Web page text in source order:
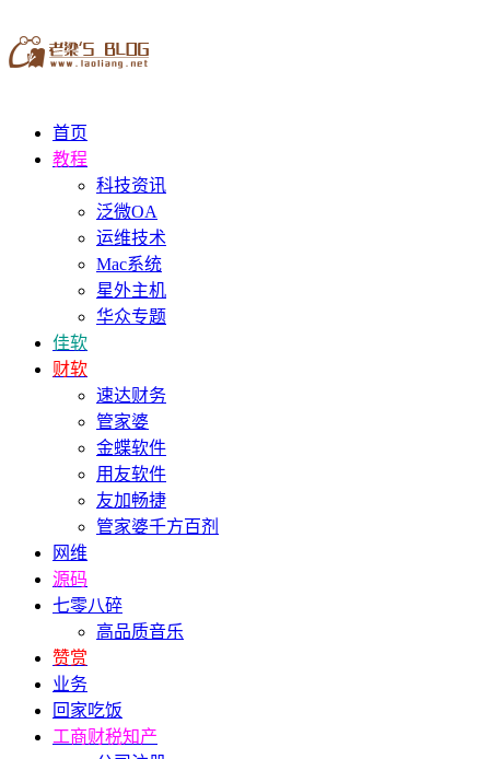
首页
教程
科技资讯
泛微OA
运维技术
Mac系统
星外主机
华众专题
佳软
财软
速达财务
管家婆
金蝶软件
用友软件
友加畅捷
管家婆千方百剂
网维
源码
七零八碎
高品质音乐
赞赏
业务
回家吃饭
工商财税知产